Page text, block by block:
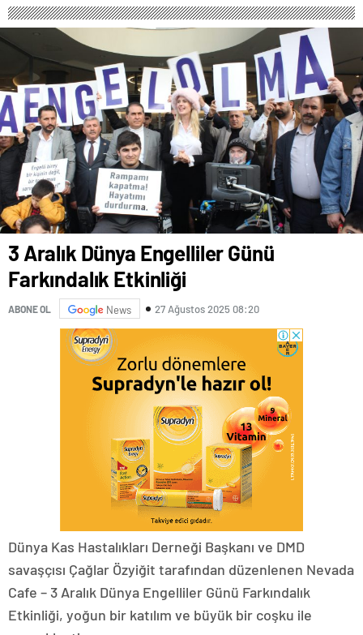
3 Aralık Dünya Engelliler Günü
Farkındalık Etkinliği
ABONE OL News 27 Ağustos 2025 08:20
Dünya Kas Hastalıkları Derneği Başkanı ve DMD
savaşçısı Çağlar Özyiğit tarafından düzenlenen Nevada
Cafe – 3 Aralık Dünya Engelliler Günü Farkındalık
Etkinliği, yoğun bir katılım ve büyük bir coşku ile